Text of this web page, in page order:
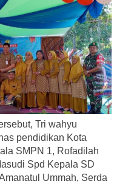
Tri wahyu
pendidikan Kota
SMPN 1, Rofadilah
Spd Kepala SD
Ummah, Serda